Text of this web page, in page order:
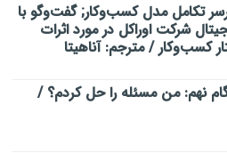
تکامل مدل کسب‌و‌کار; گفت‌وگو با
شرکت اوراکل در مورد اثرات
کسب‌وکار / مترجم: آناهیتا
نهم: من مسئله را حل کردم؟ /